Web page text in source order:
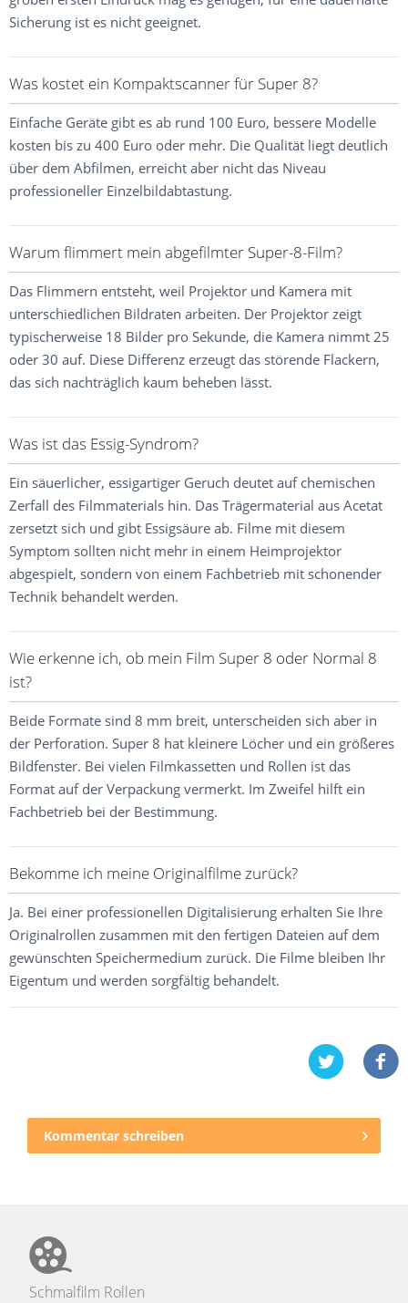
Sicherung ist es nicht geeignet.
Was kostet ein Kompaktscanner für Super 8?
Einfache Geräte gibt es ab rund 100 Euro, bessere Modelle
kosten bis zu 400 Euro oder mehr. Die Qualität liegt deutlich
über dem Abfilmen, erreicht aber nicht das Niveau
professioneller Einzelbildabtastung.
Warum flimmert mein abgefilmter Super-8-Film?
Das Flimmern entsteht, weil Projektor und Kamera mit
unterschiedlichen Bildraten arbeiten. Der Projektor zeigt
typischerweise 18 Bilder pro Sekunde, die Kamera nimmt 25
oder 30 auf. Diese Differenz erzeugt das störende Flackern,
das sich nachträglich kaum beheben lässt.
Was ist das Essig-Syndrom?
Ein säuerlicher, essigartiger Geruch deutet auf chemischen
Zerfall des Filmmaterials hin. Das Trägermaterial aus Acetat
zersetzt sich und gibt Essigsäure ab. Filme mit diesem
Symptom sollten nicht mehr in einem Heimprojektor
abgespielt, sondern von einem Fachbetrieb mit schonender
Technik behandelt werden.
Wie erkenne ich, ob mein Film Super 8 oder Normal 8
ist?
Beide Formate sind 8 mm breit, unterscheiden sich aber in
der Perforation. Super 8 hat kleinere Löcher und ein größeres
Bildfenster. Bei vielen Filmkassetten und Rollen ist das
Format auf der Verpackung vermerkt. Im Zweifel hilft ein
Fachbetrieb bei der Bestimmung.
Bekomme ich meine Originalfilme zurück?
Ja. Bei einer professionellen Digitalisierung erhalten Sie Ihre
Originalrollen zusammen mit den fertigen Dateien auf dem
gewünschten Speichermedium zurück. Die Filme bleiben Ihr
Eigentum und werden sorgfältig behandelt.
Kommentar schreiben
Schmalfilm Rollen